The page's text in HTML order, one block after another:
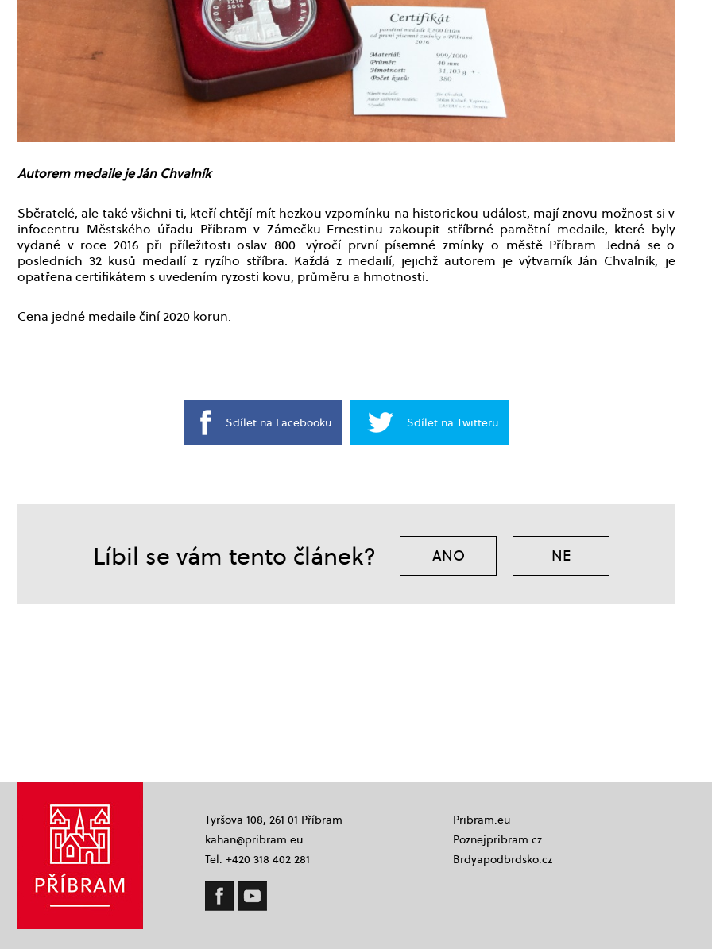
Autorem medaile je Ján Chvalník
Sběratelé, ale také všichni ti, kteří chtějí mít hezkou vzpomínku na historickou událost, mají znovu možnost si v
infocentru Městského úřadu Příbram v Zámečku-Ernestinu zakoupit stříbrné pamětní medaile, které byly
vydané v roce 2016 při příležitosti oslav 800. výročí první písemné zmínky o městě Příbram. Jedná se o
posledních 32 kusů medailí z ryzího stříbra. Každá z medailí, jejichž autorem je výtvarník Ján Chvalník, je
opatřena certifikátem s uvedením ryzosti kovu, průměru a hmotnosti.
Cena jedné medaile činí 2020 korun.
Sdílet na Facebooku Sdílet na Twitteru
Líbil se vám tento článek? ANO NE
Tyršova 108, 261 01 Příbram
kahan@pribram.eu
Tel: +420 318 402 281
Pribram.eu
Poznejpribram.cz
Brdyapodbrdsko.cz